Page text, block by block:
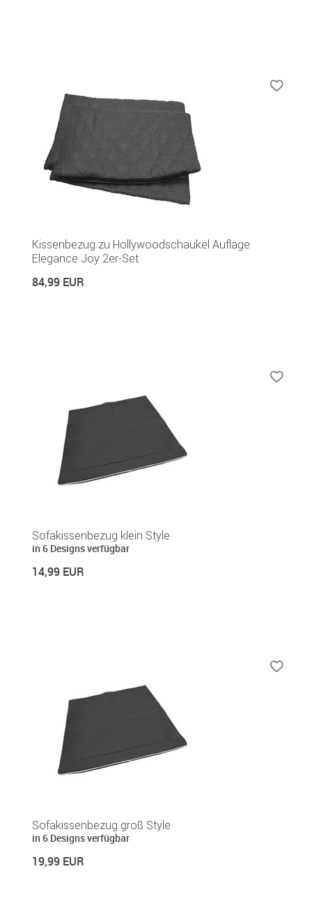
Kissenbezug zu Hollywoodschaukel Auflage
Elegance Joy 2er-Set
84,99 EUR
Sofakissenbezug klein Style
in 6 Designs verfügbar
14,99 EUR
Sofakissenbezug groß Style
in 6 Designs verfügbar
19,99 EUR